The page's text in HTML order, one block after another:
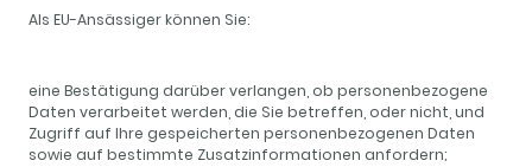
Als EU-Ansässiger können Sie:
eine Bestätigung darüber verlangen, ob personenbezogene
Daten verarbeitet werden, die Sie betreffen, oder nicht, und
Zugriff auf Ihre gespeicherten personenbezogenen Daten
sowie auf bestimmte Zusatzinformationen anfordern;